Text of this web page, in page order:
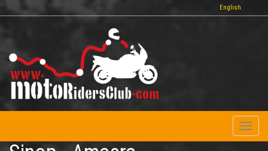
Παράκαμψη
προς
περιεχόμενο
English